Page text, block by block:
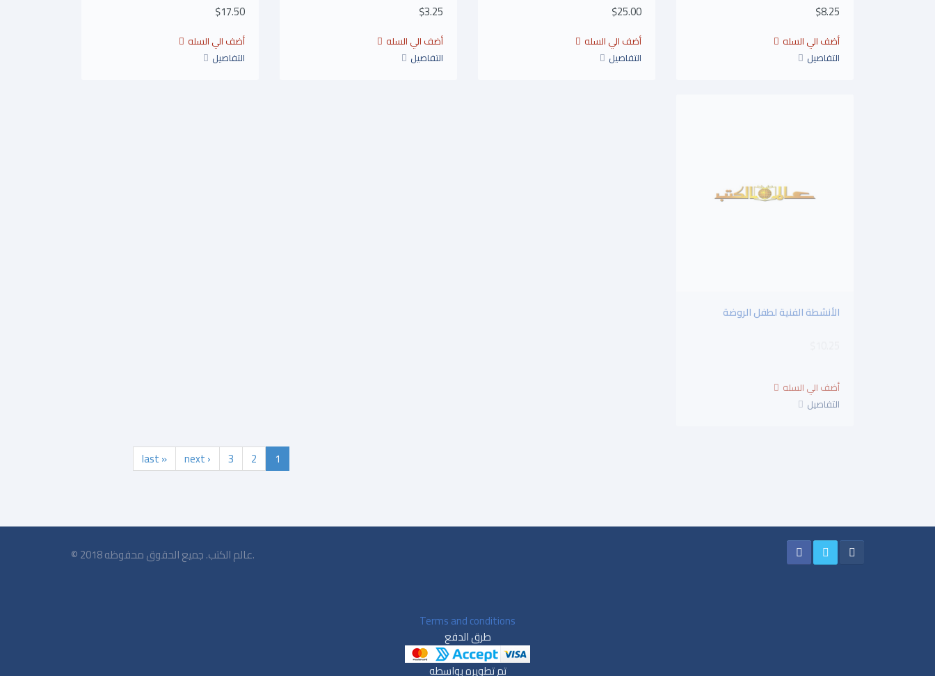
$8.25
التفاصيل
$25.00
التفاصيل
$3.25
التفاصيل
$17.50
التفاصيل
الأنشطة الفنية لطفل الروضة
التفاصيل
1
2
3
next ›
last »
© 2018 عالم الكتب. جميع الحقوق محفوظه.
Terms and conditions
طرق الدفع
تم تطويره بواسطه